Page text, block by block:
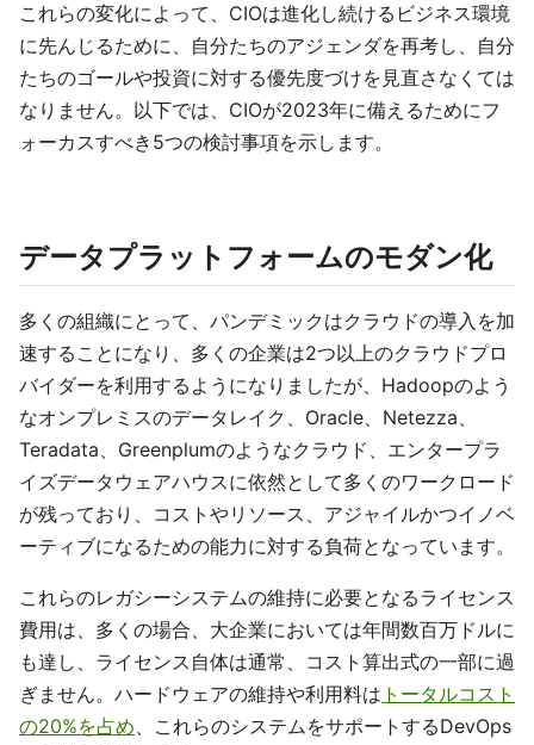
これらの変化によって、CIOは進化し続けるビジネス環境
に先んじるために、自分たちのアジェンダを再考し、自分
たちのゴールや投資に対する優先度づけを見直さなくては
なりません。以下では、CIOが2023年に備えるためにフ
ォーカスすべき5つの検討事項を示します。
データプラットフォームのモダン化
多くの組織にとって、パンデミックはクラウドの導入を加
速することになり、多くの企業は2つ以上のクラウドプロ
バイダーを利用するようになりましたが、Hadoopのよう
なオンプレミスのデータレイク、Oracle、Netezza、
Teradata、Greenplumのようなクラウド、エンタープラ
イズデータウェアハウスに依然として多くのワークロード
が残っており、コストやリソース、アジャイルかつイノベ
ーティブになるための能力に対する負荷となっています。
これらのレガシーシステムの維持に必要となるライセンス
費用は、多くの場合、大企業においては年間数百万ドルに
も達し、ライセンス自体は通常、コスト算出式の一部に過
ぎません。ハードウェアの維持や利用料は トータルコスト
の20%を占め、これらのシステムをサポートするDevOps